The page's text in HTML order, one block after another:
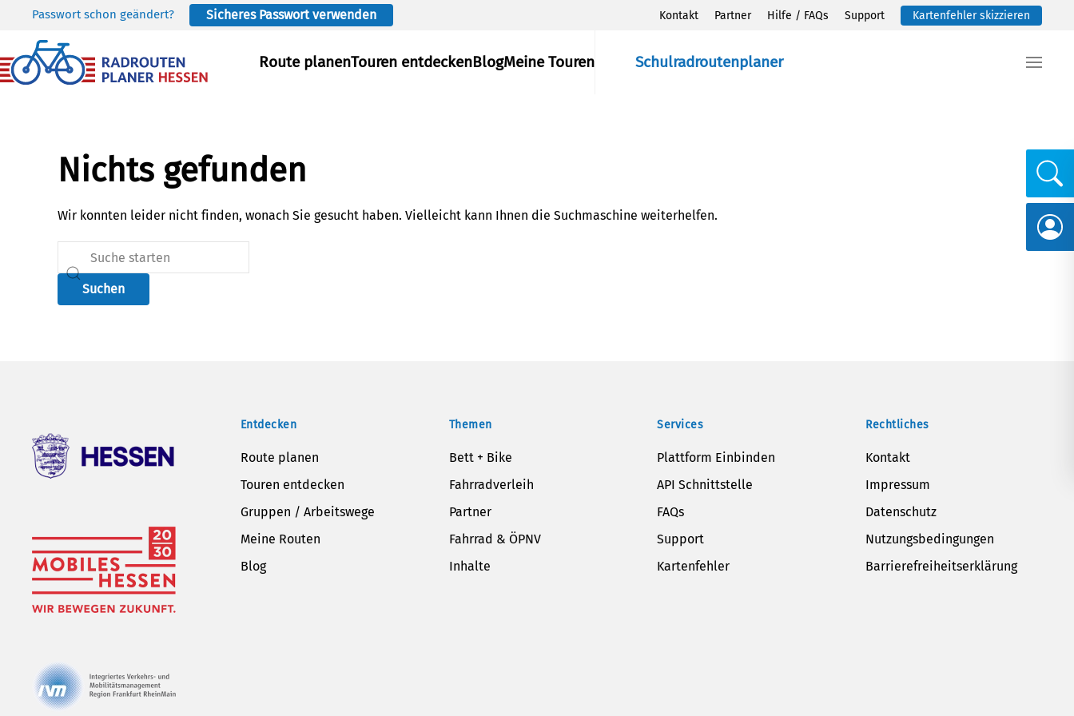
Skip to main content
Passwort schon geändert? Sicheres Passwort verwenden Kontakt Partner Hilfe / FAQs Support Kartenfehler skizzieren
Route planenTouren entdeckenBlogMeine Touren Schulradroutenplaner
Nichts gefunden
Wir konnten leider nicht finden, wonach Sie gesucht haben. Vielleicht kann Ihnen die Suchmaschine weiterhelfen.
Suchen
Entdecken
Route planen
Touren entdecken
Gruppen / Arbeitswege
Meine Routen
Blog
Themen
Bett + Bike
Fahrradverleih
Partner
Fahrrad & ÖPNV
Inhalte
Services
Plattform Einbinden
API Schnittstelle
FAQs
Support
Kartenfehler
Rechtliches
Kontakt
Impressum
Datenschutz
Nutzungsbedingungen
Barrierefreiheitserklärung